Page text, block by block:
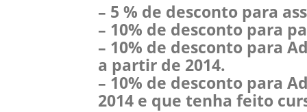
– 5 % de desconto para
– 10% de desconto para
– 10% de desconto para
a partir de 2014.
– 10% de desconto para
2014 e que tenha feito